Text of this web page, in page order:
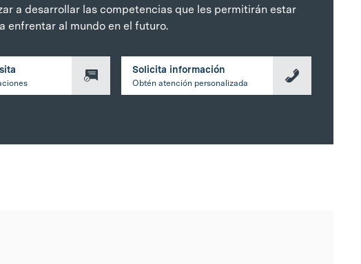
a desarrollar las competencias que les permitirán estar
enfrentar al mundo en el futuro.
Solicita información
Obtén atención personalizada